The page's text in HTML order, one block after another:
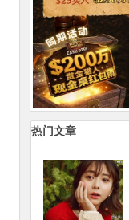
热门文章